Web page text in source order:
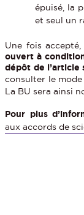
épuisé, la
et seul un
Une fois accepté,
ouvert à
dépôt de l’article
consulter le mode
La BU sera ainsi
Pour plus
aux accords de